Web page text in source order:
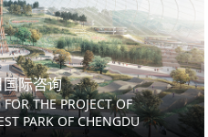
际咨询
THE PROJECT OF
PARK OF CHENGDU